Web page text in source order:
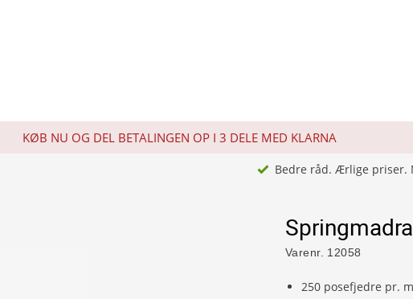
KØB NU OG DEL BETALINGEN OP I 3 DELE MED KLARNA
Bedre råd. Ærlige priser.
Varenr. 12058
250 posefjedre pr.